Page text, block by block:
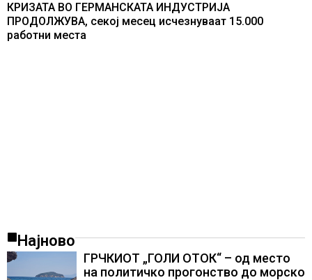
КРИЗАТА ВО ГЕРМАНСКАТА ИНДУСТРИЈА
ПРОДОЛЖУВА, секој месец исчезнуваат 15.000
работни места
Најново
ГРЧКИОТ „ГОЛИ ОТОК“ – од место
на политичко прогонство до морско